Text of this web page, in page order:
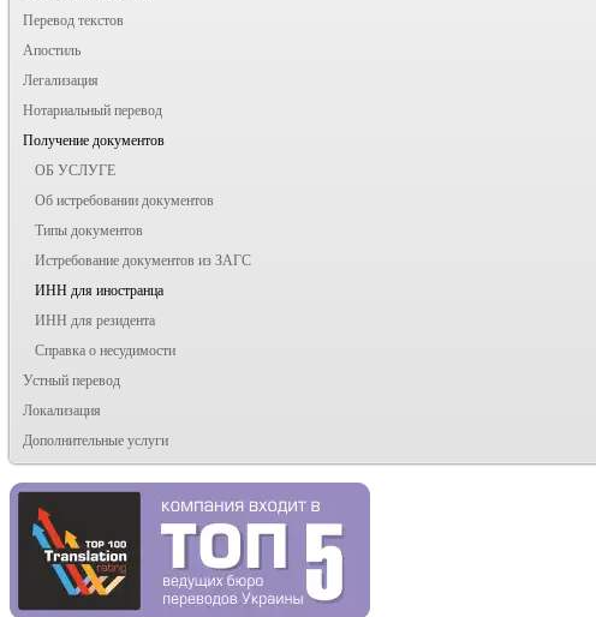
Перевод текстов
Апостиль
Легализация
Нотариальный перевод
Получение документов
ОБ УСЛУГЕ
Об истребовании документов
Типы документов
Истребование документов из ЗАГС
ИНН для иностранца
ИНН для резидента
Справка о несудимости
Устный перевод
Локализация
Дополнительные услуги